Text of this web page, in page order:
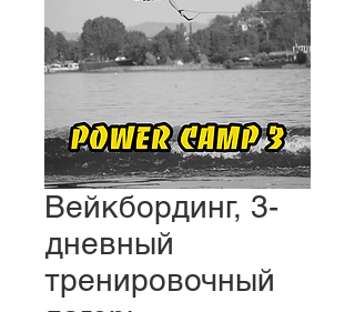
Вейкбординг, 3-
дневный
тренировочный